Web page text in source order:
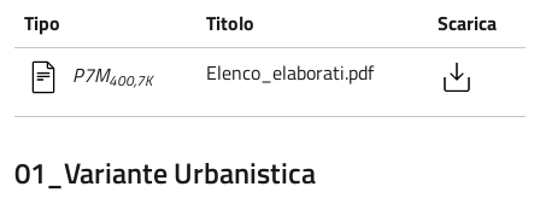
Tipo Titolo
Scarica
P7M400,7K Elenco_elaborati.pdf
01_Variante Urbanistica